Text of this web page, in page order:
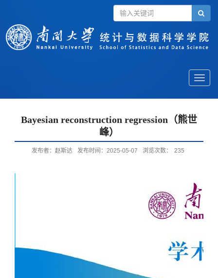
Toggle
Bayesian reconstruction regression（熊世
峰）
发布者：赵斯达 发布时间：2025-05-07 浏览次数： 235